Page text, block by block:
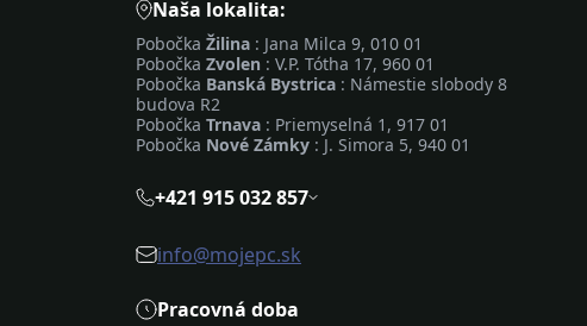
Naša lokalita:
Pobočka Žilina : Jana Milca 9, 010 01
Pobočka Zvolen : V.P. Tótha 17, 960 01
Pobočka Banská Bystrica : Námestie slobody 8
budova R2
Pobočka Trnava : Priemyselná 1, 917 01
Pobočka Nové Zámky : J. Simora 5, 940 01
+421 915 032 857
info@mojepc.sk
Pracovná doba